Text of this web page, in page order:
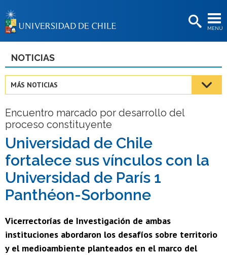
MENÚ
BIBLIOTECAS
Estudiantes
Académicas/os
Funcionarias/os
Egresadas/os
NOTICIAS
MÁS NOTICIAS
Encuentro marcado por desarrollo del
proceso constituyente
Universidad de Chile
fortalece sus vínculos con la
Universidad de París 1
Panthéon-Sorbonne
Vicerrectorías de Investigación de ambas
instituciones abordaron los desafíos sobre territorio
y el medioambiente planteados en el marco del